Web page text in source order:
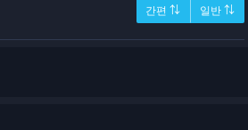
간편 ⇅ 일반 ⇅